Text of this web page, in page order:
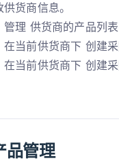
货商信息。
理 供货商的产品列表
在当前供货商下 创建
在当前供货商下 创建
品管理